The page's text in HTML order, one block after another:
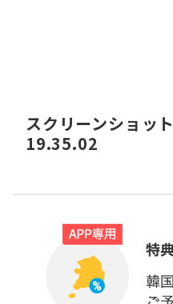
スクリーンショッ
19.35.02